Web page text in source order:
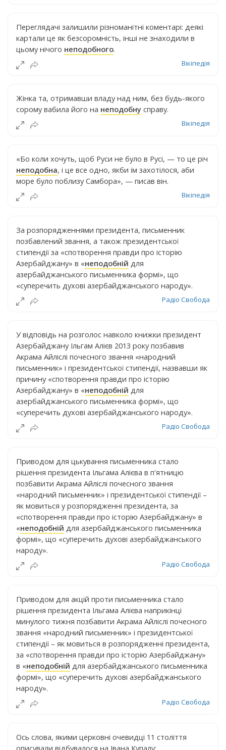
Переглядачі залишили різноманітні коментарі: деякі
картали це як безсоромність, інші не знаходили в
цьому нічого неподобного.
Вікіпедія
Жінка та, отримавши владу над ним, без будь-якого
сорому вабила його на неподобну справу.
Вікіпедія
«Бо коли хочуть, щоб Руси не було в Русі, — то це річ
неподобна, і це все одно, якби їм захотілося, аби
море було поблизу Самбора», — писав він.
Вікіпедія
За розпорядженнями президента, письменник
позбавлений звання, а також президентської
стипендії за «спотворення правди про історію
Азербайджану» в «неподобній для
азербайджанського письменника формі», що
«суперечить духові азербайджанського народу».
Радіо Свобода
У відповідь на розголос навколо книжки президент
Азербайджану Ільгам Алієв 2013 року позбавив
Акрама Айліслі почесного звання «народний
письменник» і президентської стипендії, назвавши як
причину «спотворення правди про історію
Азербайджану» в «неподобній для
азербайджанського письменника формі», що
«суперечить духові азербайджанського народу».
Радіо Свобода
Приводом для цькування письменника стало
рішення президента Ільгама Алієва в п'ятницю
позбавити Акрама Айліслі почесного звання
«народний письменник» і президентської стипендії –
як мовиться у розпорядженні президента, за
«спотворення правди про історію Азербайджану» в
«неподобній для азербайджанського письменника
формі», що «суперечить духові азербайджанського
народу».
Радіо Свобода
Приводом для акцій проти письменника стало
рішення президента Ільгама Алієва наприкінці
минулого тижня позбавити Акрама Айліслі почесного
звання «народний письменник» і президентської
стипендії – як мовиться в розпорядженні президента,
за «спотворення правди про історію Азербайджану»
в «неподобній для азербайджанського письменника
формі», що «суперечить духові азербайджанського
народу».
Радіо Свобода
Ось слова, якими церковні очевидці 11 століття